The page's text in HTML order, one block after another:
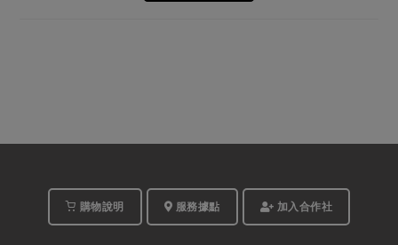
購物說明 服務據點 加入合作社